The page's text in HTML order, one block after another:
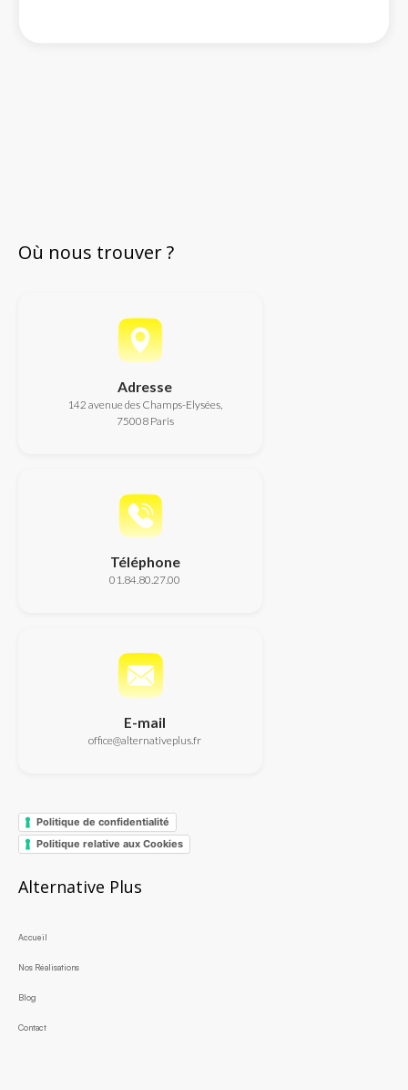
Où nous trouver ?
Adresse
142 avenue des Champs-Elysées,
75008 Paris
Téléphone
01.84.80.27.00
E-mail
office@alternativeplus.fr
Politique de confidentialité
Politique relative aux Cookies
Alternative Plus
Accueil
Nos Réalisations
Blog
Contact